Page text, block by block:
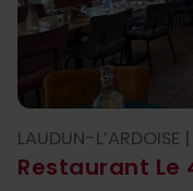
Restaurant Le
LAUDUN-